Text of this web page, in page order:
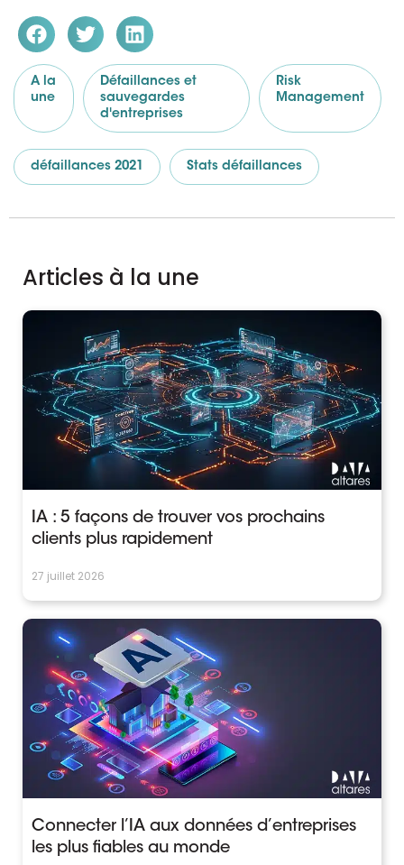
A la
une
Défaillances et
sauvegardes
d'entreprises
Risk
Management
défaillances 2021 Stats défaillances
Articles à la une
IA : 5 façons de trouver vos prochains
clients plus rapidement
27 juillet 2026
Connecter l’IA aux données d’entreprises
les plus fiables au monde